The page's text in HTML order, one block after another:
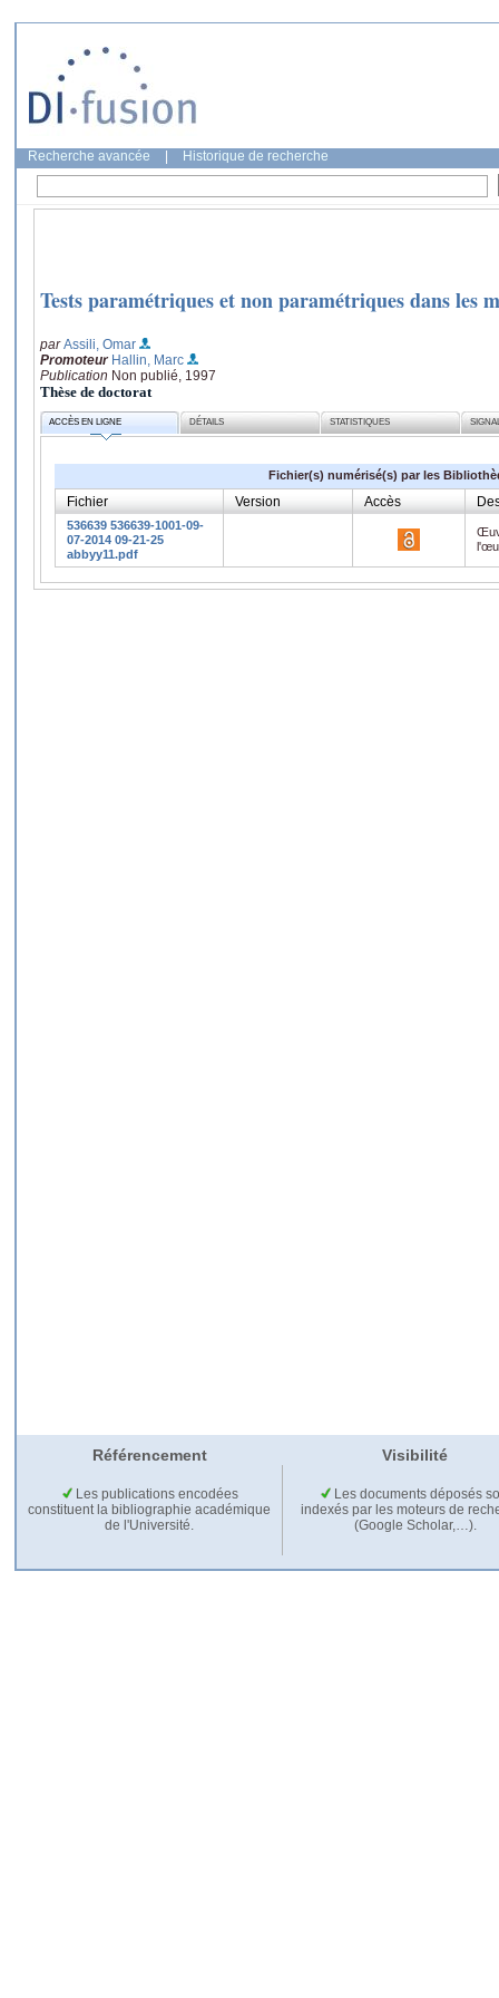
Recherche avancée Historique de recherche
Tests paramétriques et non paramétriques dans les
parAssili, Omar
Promoteur Hallin, Marc
Publication Non publié, 1997
Thèse de doctorat
ACCÈS EN LIGNE DÉTAILS STATISTIQUES
Fichier(s) numérisé(s) par les
Fichier Version Accès
536639 536639-1001-09-
07-2014 09-21-25
abbyy11.pdf
Référencement Visibilité
Les publications encodées
constituent la bibliographie académique
de l'Université.
Les documents déposés
indexés par les moteurs de
(Google Scholar,…).